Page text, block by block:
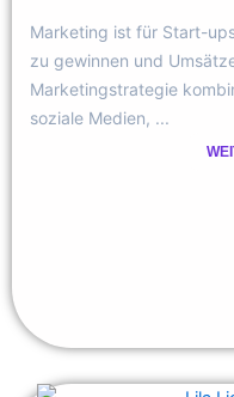
Marketing ist für Start-
zu gewinnen und
Marketingstrategie
soziale Medien, ...